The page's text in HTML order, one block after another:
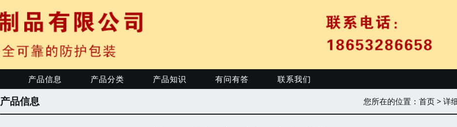
产品信息 产品分类 产品知识 有问有答 联系我们
产品信息 您所在的位置： 首页> 详